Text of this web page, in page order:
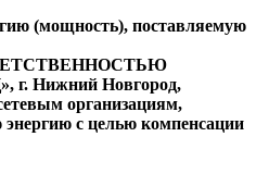
(мощность), поставляемую
Нижний Новгород,
организациям,
с целью компенсации